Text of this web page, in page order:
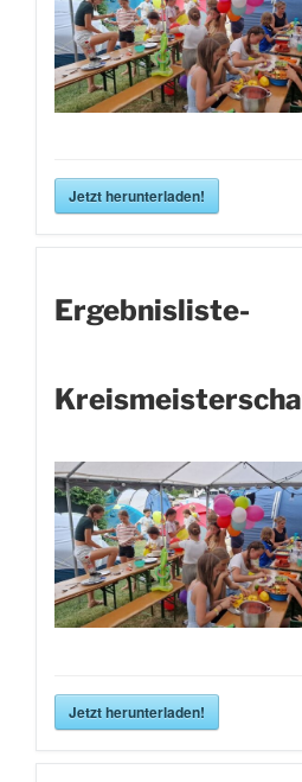
Jetzt herunterladen!
Ergebnisliste-
Jetzt herunterladen!